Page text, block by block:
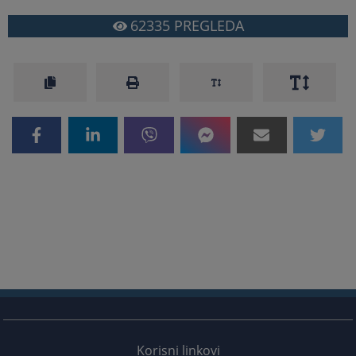
62335 PREGLEDA
Korisni linkovi